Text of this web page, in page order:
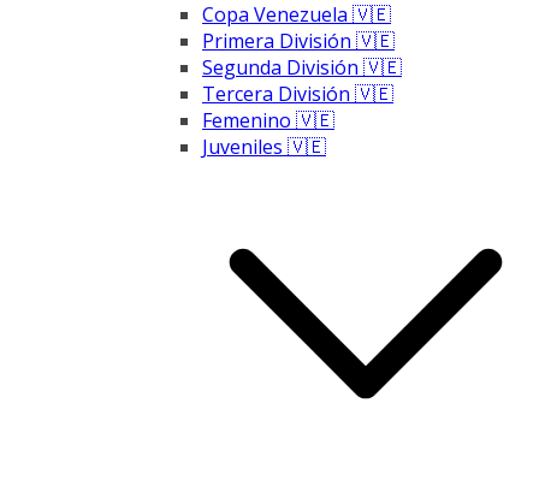
Copa Venezuela 🇻🇪
Primera División 🇻🇪
Segunda División 🇻🇪
Tercera División 🇻🇪
Femenino 🇻🇪
Juveniles 🇻🇪